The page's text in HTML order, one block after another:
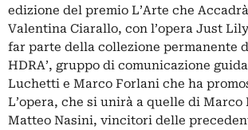
edizione del premio L’Arte che
Valentina Ciarallo, con l’opera Just
far parte della collezione permanente
HDRA’, gruppo di comunicazione
Luchetti e Marco Forlani che ha
L’opera, che si unirà a quelle di Marco
Matteo Nasini, vincitori delle